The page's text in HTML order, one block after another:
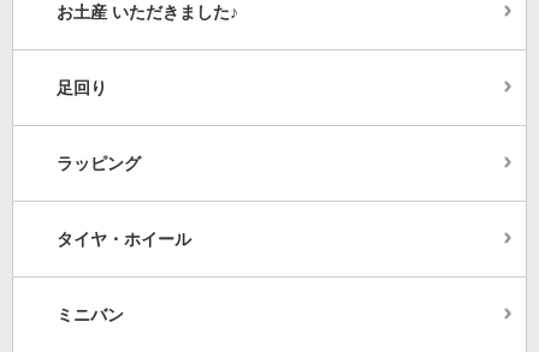
お土産 いただきました♪
足回り
ラッピング
タイヤ・ホイール
ミニバン